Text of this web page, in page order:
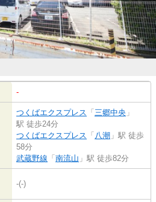
-
つくばエクスプレス 「 三郷中央 」
駅 徒歩24分
つくばエクスプレス 「 八潮 」駅 徒歩
58分
武蔵野線 「 南流山 」駅 徒歩82分
-(-)